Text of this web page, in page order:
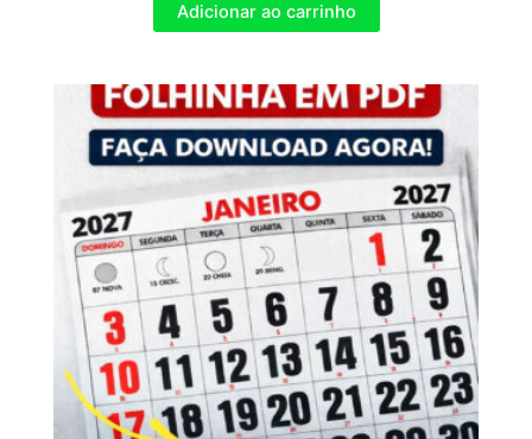
Adicionar ao carrinho